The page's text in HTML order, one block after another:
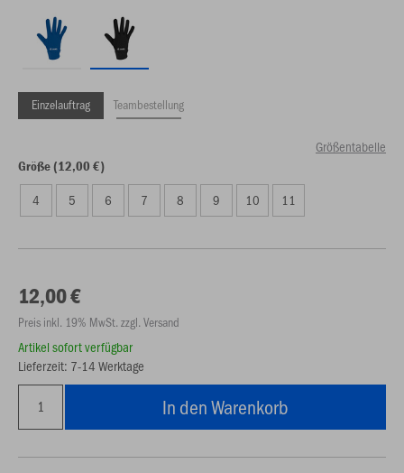
Einzelauftrag Teambestellung
Größentabelle
Größe (12,00 €)
4 5 6 7 8 9 10 11
12,00 €
Preis inkl. 19% MwSt. zzgl. Versand
Artikel sofort verfügbar
Lieferzeit: 7-14 Werktage
In den Warenkorb